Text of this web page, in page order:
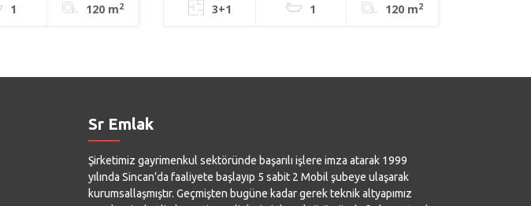
1 120 m2 3+1 1 120 m2
Sr Emlak
Şirketimiz gayrimenkul sektöründe başarılı işlere imza atarak 1999
yılında Sincan’da faaliyete başlayıp 5 sabit 2 Mobil şubeye ulaşarak
kurumsallaşmıştır. Geçmişten bugüne kadar gerek teknik altyapımız